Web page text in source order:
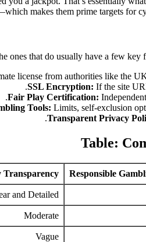
makes them prime targets for
that do usually have a few
license from authorities like the
SSL Encryption: If the site
Fair Play Certification:
Tools: Limits, self-exclusion
Transparent Privacy
Table:
Responsible
Transparency
and Detailed
Moderate
Vague